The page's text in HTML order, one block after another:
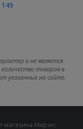
и не является
товаров в
указанных на сайте.
магазина Мирэкс